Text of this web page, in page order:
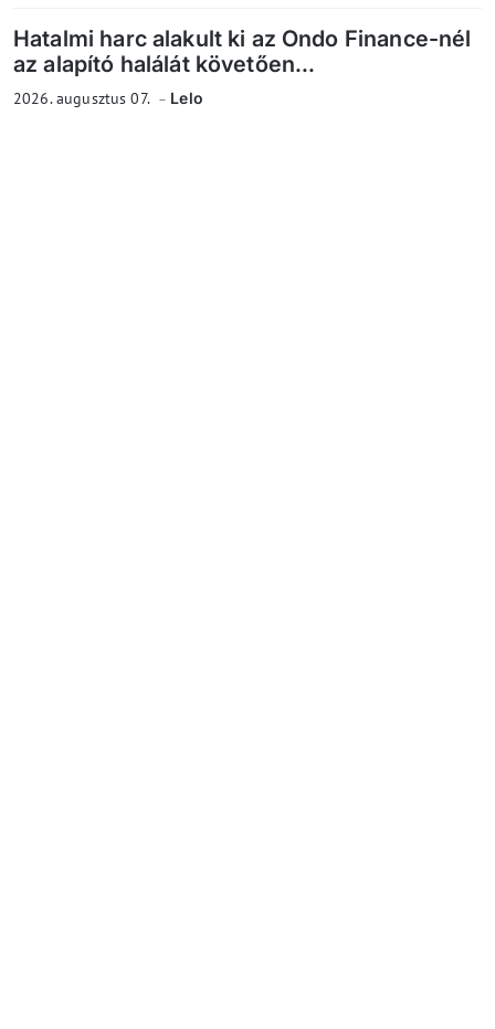
Hatalmi harc alakult ki az Ondo Finance-nél
az alapító halálát követően...
2026. augusztus 07. Lelo